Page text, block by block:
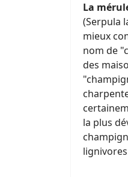
La
(Serpula
mieux
nom de
des
la plus